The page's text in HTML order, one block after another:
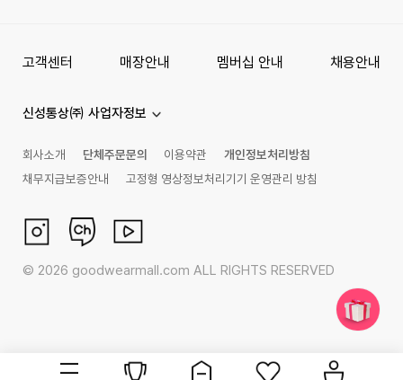
고객센터 매장안내 멤버십 안내 채용안내
신성통상㈜ 사업자정보
회사소개 단체주문문의 이용약관
개인정보처리방침
채무지급보증안내
고정형 영상정보처리기기 운영관리 방침
© 2026 goodwearmall.com ALL RIGHTS RESERVED